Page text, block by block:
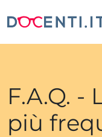
F.A.Q. -
più